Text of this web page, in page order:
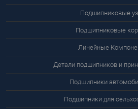
Подшипниковые
Подшипниковые
Линейные
Детали подшипников и
Подшипники
Подшипники для